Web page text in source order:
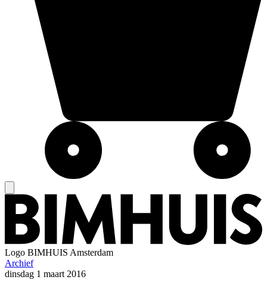
Logo BIMHUIS Amsterdam
Archief
dinsdag 1 maart 2016